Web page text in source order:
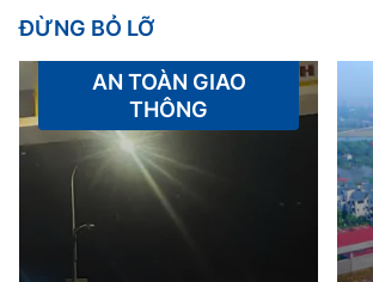
ĐỪNG BỎ LỠ
AN TOÀN GIAO
THÔNG